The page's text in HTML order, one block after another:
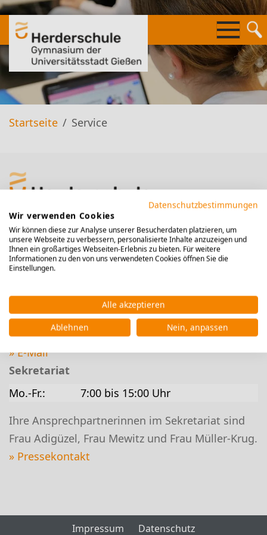
Springe
zum
Inhalt
Startseite Service
Kontakt
Kropbacher Weg 45
Tel.:
0641/3063430 (Frau Adigüzel, Frau Müller-Krug)
0641/3063431 (Frau Mewitz)
» E-Mail
Sekretariat
Mo.-Fr.:
7:00 bis 15:00 Uhr
Ihre Ansprechpartnerinnen im Sekretariat sind
Frau Adigüzel, Frau Mewitz und Frau Müller-Krug.
» Pressekontakt
Impressum Datenschutz
Datenschutzbestimmungen
Wir verwenden Cookies
Wir können diese zur Analyse unserer Besucherdaten platzieren, um
unsere Webseite zu verbessern, personalisierte Inhalte anzuzeigen und
Ihnen ein großartiges Webseiten-Erlebnis zu bieten. Für weitere
Informationen zu den von uns verwendeten Cookies öffnen Sie die
Einstellungen.
Alle akzeptieren
Ablehnen
Nein, anpassen